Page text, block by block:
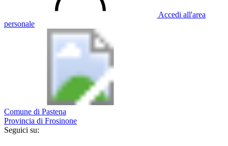
Accedi all'area
personale
Comune di Pastena
Provincia di Frosinone
Seguici su: